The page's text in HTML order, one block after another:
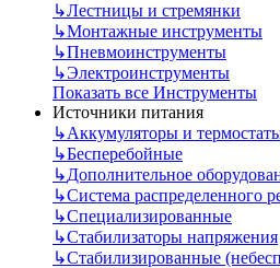
↳Лестницы и стремянки
↳Монтажные инструменты
↳Пневмоинструменты
↳Электроинструменты
Показать все Инструменты
Источники питания
↳Аккумуляторы и
↳Бесперебойные
↳Дополнительное
↳Система распределенного
↳Специализированные
↳Стабилизаторы напряжения
↳Стабилизированные